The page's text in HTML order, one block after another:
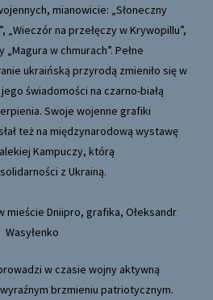
mianowicie: „Słoneczny
„Wieczór na przełęczy w Krywopillu”,
w chmurach”. Pełne
ukraińską przyrodą zmieniło się w
świadomości na czarno-białą
Swoje wojenne grafiki
też na międzynarodową wystawę
Kampuczy, którą
z Ukrainą.
mieście Dniipro, grafika, Ołeksandr
Wasyłenko
w czasie wojny aktywną
brzmieniu patriotycznym.